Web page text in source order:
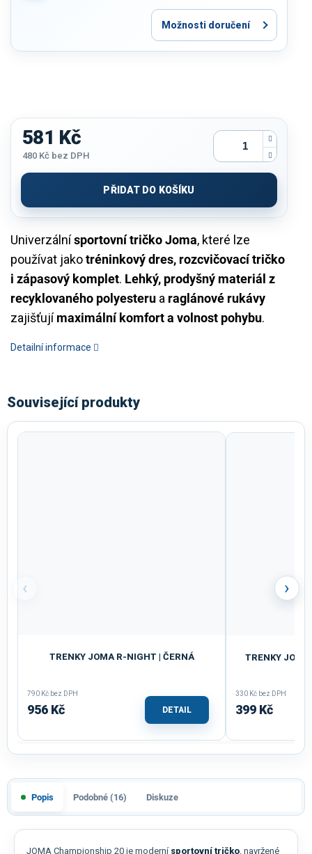
Možnosti doručení
Univerzálnísportovní tričko Joma, které lze
používat jakotréninkový dres, rozcvičovací tričko
i zápasový komplet. Lehký, prodyšný materiál z
recyklovaného polyesteru a raglánové rukávy
zajišťujímaximální komfort a volnost pohybu.
Detailní informace
581 Kč
480 Kč bez DPH
cena:
PŘIDAT DO KOŠÍKU
Související produkty
‹
TRENKY JOMA R-NIGHT | ČERNÁ
790 Kč bez DPH
956 Kč DETAIL
TRENKY
330 Kč bez DPH
399 Kč
›
Popis Podobné (16) Diskuze
JOMA Championship 20 je moderní sportovní tričko, navržené